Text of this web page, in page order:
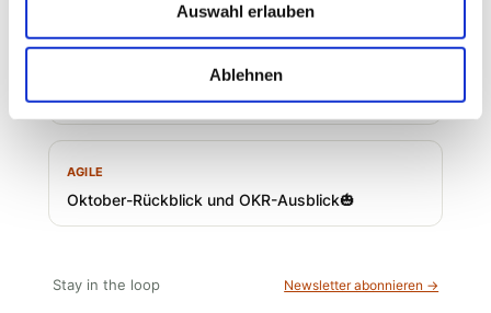
Auswahl erlauben
Ablehnen
AGILE
Sneak Peek in unsere neue Heimat und alles was
im Oktober auf uns zukommt🍂
AGILE
Oktober-Rückblick und OKR-Ausblick🎃
Stay in the loop Newsletter abonnieren →